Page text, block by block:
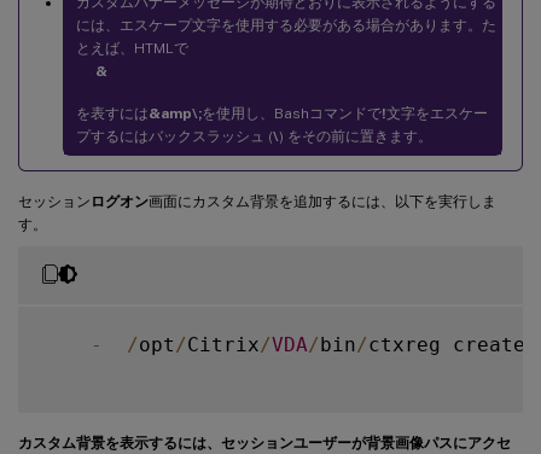
には、エスケープ文字を使用する必要がある場合があります。た
とえば、HTMLで
&
を表すには&amp\;を使用し、Bashコマンドで!文字をエスケー
プするにはバックスラッシュ (\) をその前に置きます。
セッション ログオン画面にカスタム背景を追加するには、以下を実行しま
す。
- /opt/Citrix/VDA/bin/ctxreg create
カスタム背景を表示するには、セッションユーザーが背景画像パスにアクセ